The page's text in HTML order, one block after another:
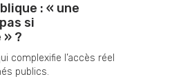
: « une
si
?
complexifie l’accès réel
publics.